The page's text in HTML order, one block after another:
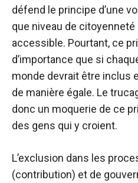
défend le principe d’une
que niveau de
accessible. Pourtant, ce
d’importance que si
monde devrait être inclus
de manière égale. Le
donc un moquerie de ce
des gens qui y croient.
L’exclusion dans les
(contribution) et de